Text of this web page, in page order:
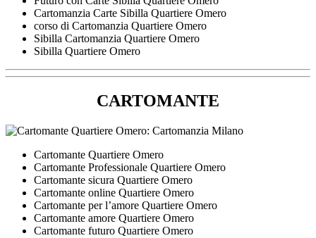
Cartomanzia Carte Sibilla Quartiere Omero
corso di Cartomanzia Quartiere Omero
Sibilla Cartomanzia Quartiere Omero
Sibilla Quartiere Omero
CARTOMANTE
Cartomante Quartiere Omero
Cartomante Professionale Quartiere Omero
Cartomante sicura Quartiere Omero
Cartomante online Quartiere Omero
Cartomante per l’amore Quartiere Omero
Cartomante amore Quartiere Omero
Cartomante futuro Quartiere Omero